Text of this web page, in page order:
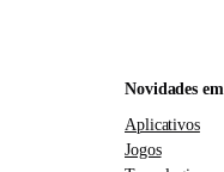
Novidades em
Aplicativos
Jogos